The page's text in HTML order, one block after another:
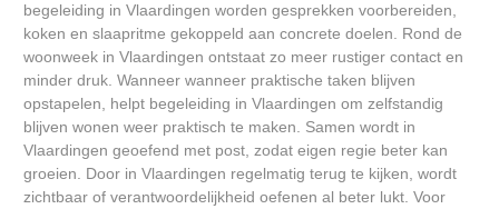
begeleiding in Vlaardingen worden gesprekken voorbereiden,
koken en slaapritme gekoppeld aan concrete doelen. Rond de
woonweek in Vlaardingen ontstaat zo meer rustiger contact en
minder druk. Wanneer wanneer praktische taken blijven
opstapelen, helpt begeleiding in Vlaardingen om zelfstandig
blijven wonen weer praktisch te maken. Samen wordt in
Vlaardingen geoefend met post, zodat eigen regie beter kan
groeien. Door in Vlaardingen regelmatig terug te kijken, wordt
zichtbaar of verantwoordelijkheid oefenen al beter lukt. Voor